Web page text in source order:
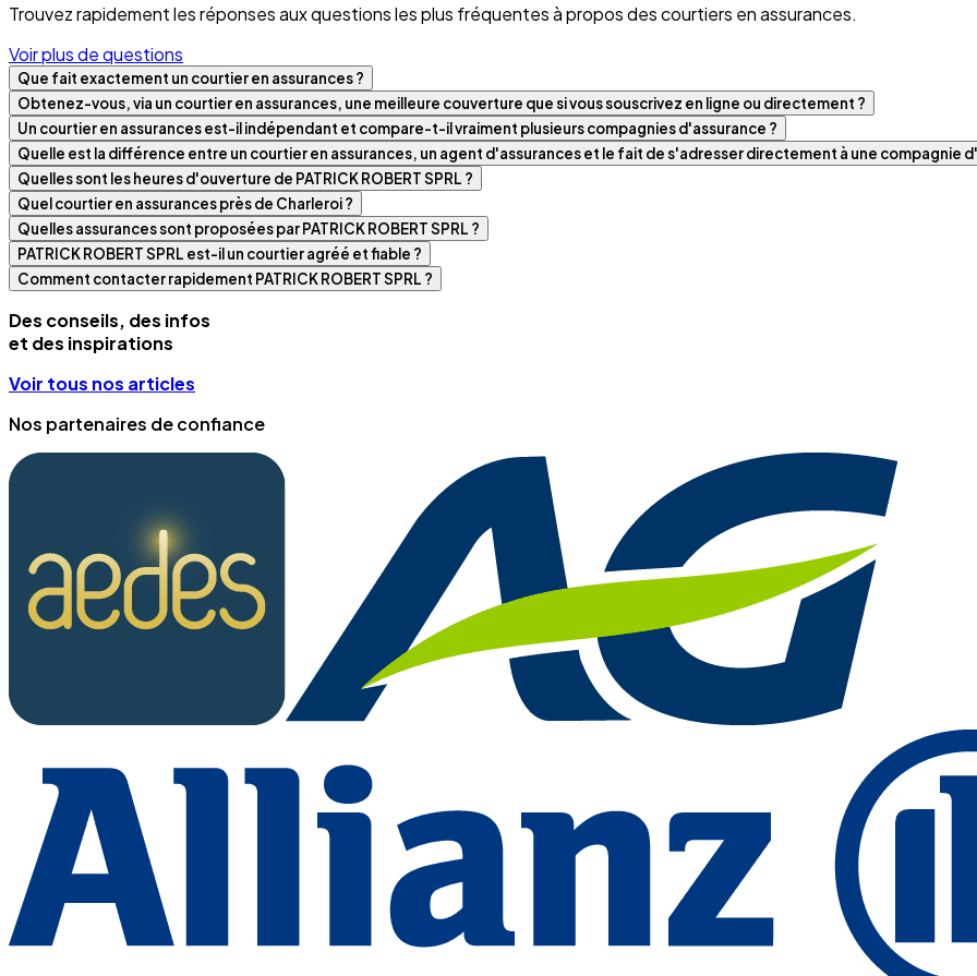
Trouvez rapidement les réponses aux questions les plus fréquentes à propos des courtiers en assurances.
Voir plus de questions
Que fait exactement un courtier en assurances ?
Obtenez-vous, via un courtier en assurances, une meilleure couverture que si vous souscrivez en ligne ou directement ?
Un courtier en assurances est-il indépendant et compare-t-il vraiment plusieurs compagnies d'assurance ?
Quelle est la différence entre un courtier en assurances, un agent d'assurances et le fait de s'adresser directement à une compagnie
Quelles sont les heures d'ouverture de PATRICK ROBERT SPRL ?
Quel courtier en assurances près de Charleroi ?
Quelles assurances sont proposées par PATRICK ROBERT SPRL ?
PATRICK ROBERT SPRL est-il un courtier agréé et fiable ?
Comment contacter rapidement PATRICK ROBERT SPRL ?
Des conseils, des infos
et des inspirations
Voir tous nos articles
Nos partenaires de confiance